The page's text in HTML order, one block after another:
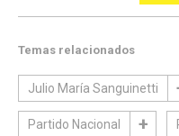
Temas relacionados
Julio María Sanguinetti
Partido Nacional